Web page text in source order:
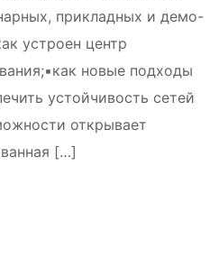
прикладных и демо-
устроен центр
новые подходы
устойчивость сетей
открывает
[…]